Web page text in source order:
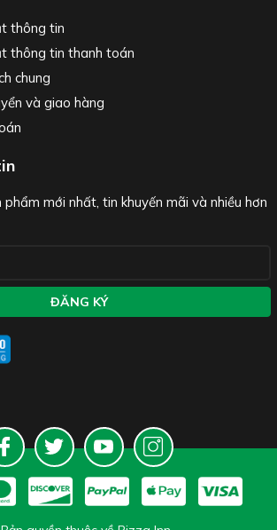
thông tin
thông tin thanh toán
chung
và giao hàng
mới nhất, tin khuyến mãi và nhiều hơn
ĐĂNG KÝ